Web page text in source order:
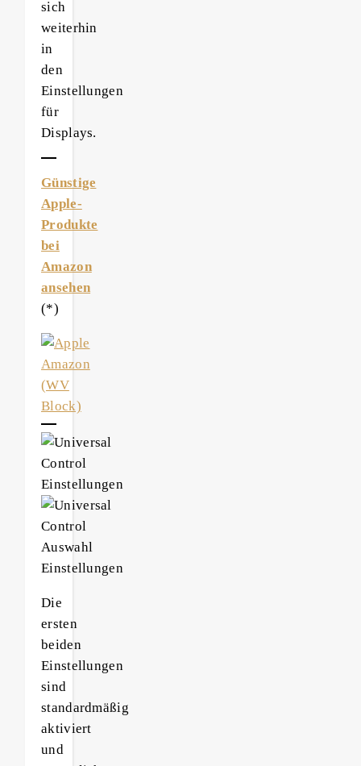
sich
weiterhin
in
den
Einstellungen
für
Displays.
Günstige
Apple-
Produkte
bei
Amazon
ansehen
(*)
Die
ersten
beiden
Einstellungen
sind
standardmäßig
aktiviert
und